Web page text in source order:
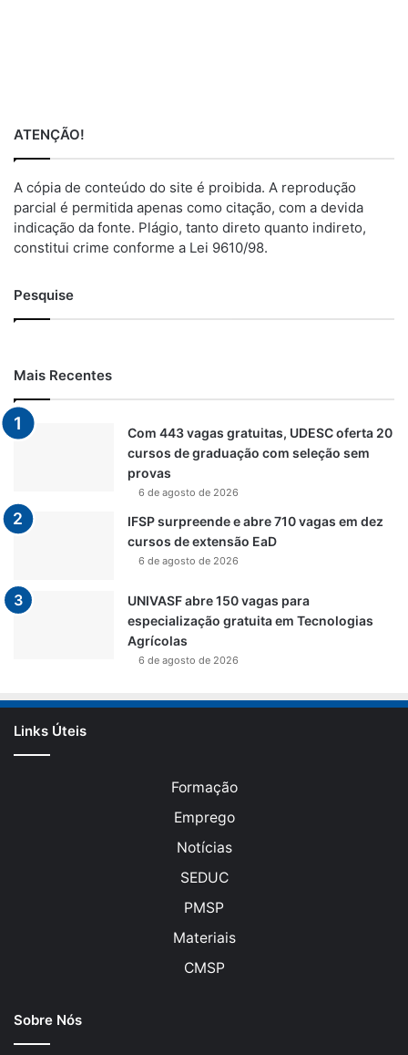
ATENÇÃO!
A cópia de conteúdo do site é proibida. A reprodução
parcial é permitida apenas como citação, com a devida
indicação da fonte. Plágio, tanto direto quanto indireto,
constitui crime conforme a Lei 9610/98.
Pesquise
Mais Recentes
Com 443 vagas gratuitas, UDESC oferta 20
cursos de graduação com seleção sem
provas
6 de agosto de 2026
IFSP surpreende e abre 710 vagas em dez
cursos de extensão EaD
6 de agosto de 2026
UNIVASF abre 150 vagas para
especialização gratuita em Tecnologias
Agrícolas
6 de agosto de 2026
Links Úteis
Formação
Emprego
Notícias
SEDUC
PMSP
Materiais
CMSP
Sobre Nós